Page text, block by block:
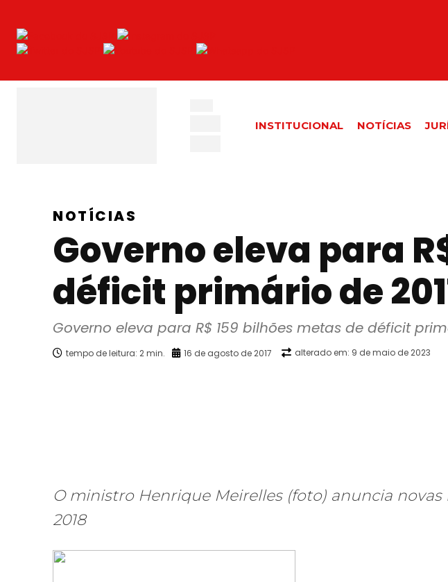
INSTITUCIONAL NOTÍCIAS
NOTÍCIAS
Governo eleva para
déficit primário de
Governo eleva para R$ 159 bilhões metas de déficit
tempo de leitura: 2 min. 16 de agosto de 2017 alterado em: 9 de maio de 2023
O ministro Henrique Meirelles (foto) anuncia novas
2018